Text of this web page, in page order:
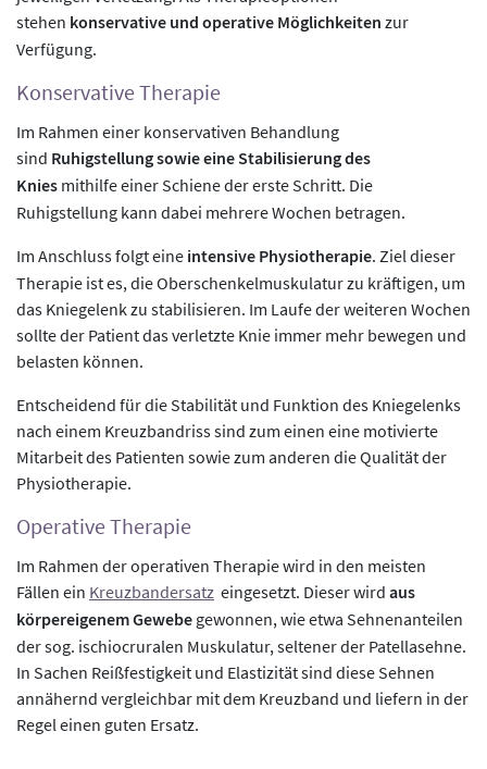
stehen konservative und operative Möglichkeiten zur
Verfügung.
Konservative Therapie
Im Rahmen einer konservativen Behandlung
sind Ruhigstellung sowie eine Stabilisierung des
Knies mithilfe einer Schiene der erste Schritt. Die
Ruhigstellung kann dabei mehrere Wochen betragen.
Im Anschluss folgt eine intensive Physiotherapie. Ziel dieser
Therapie ist es, die Oberschenkelmuskulatur zu kräftigen, um
das Kniegelenk zu stabilisieren. Im Laufe der weiteren Wochen
sollte der Patient das verletzte Knie immer mehr bewegen und
belasten können.
Entscheidend für die Stabilität und Funktion des Kniegelenks
nach einem Kreuzbandriss sind zum einen eine motivierte
Mitarbeit des Patienten sowie zum anderen die Qualität der
Physiotherapie.
Operative Therapie
Im Rahmen der operativen Therapie wird in den meisten
Fällen ein Kreuzbandersatz eingesetzt. Dieser wird aus
körpereigenem Gewebe gewonnen, wie etwa Sehnenanteilen
der sog. ischiocruralen Muskulatur, seltener der Patellasehne.
In Sachen Reißfestigkeit und Elastizität sind diese Sehnen
annähernd vergleichbar mit dem Kreuzband und liefern in der
Regel einen guten Ersatz.